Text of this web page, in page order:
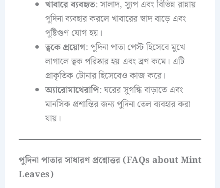
খাবারে ব্যবহৃত: সালাদ, স্যুপ এবং বিভিন্ন রান্নায়
পুদিনা ব্যবহার করলে খাবারের স্বাদ বাড়ে এবং
পুষ্টিগুণ যোগ হয়।
ত্বকে প্রয়োগ: পুদিনা পাতা পেস্ট হিসেবে মুখে
লাগালে ত্বক পরিষ্কার হয় এবং ব্রণ কমে। এটি
প্রাকৃতিক টোনার হিসেবেও কাজ করে।
অ্যারোমাথেরাপি: ঘরের সুগন্ধি বাড়াতে এবং
মানসিক প্রশান্তির জন্য পুদিনা তেল ব্যবহার করা
যায়।
পুদিনা পাতার সাধারণ প্রশ্নোত্তর (FAQs about Mint
Leaves)